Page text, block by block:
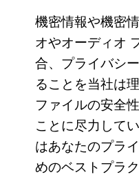
機密情報や機密
オやオーディオ
合、プライバシ
ることを当社は
ファイルの安全
ことに尽力して
はあなたのプラ
めのベストプラ